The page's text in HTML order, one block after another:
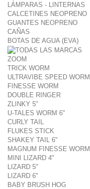
LÁMPARAS - LINTERNAS
CALCETINES NEOPRENO
GUANTES NEOPRENO
CAÑAS
BOTAS DE AGUA (EVA)
ZOOM
TRICK WORM
ULTRAVIBE SPEED WORM
FINESSE WORM
DOUBLE RINGER
ZLINKY 5"
U-TALES WORM 6"
CURLY TAIL
FLUKES STICK
SHAKEY TAIL 6"
MAGNUM FINESSE WORM
MINI LIZARD 4"
LIZARD 5"
LIZARD 6"
BABY BRUSH HOG